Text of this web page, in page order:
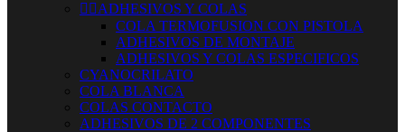
 ADHESIVOS Y COLAS
COLA TERMOFUSION CON PISTOLA
ADHESIVOS DE MONTAJE
ADHESIVOS Y COLAS ESPECIFICOS
CYANOCRILATO
COLA BLANCA
COLAS CONTACTO
ADHESIVOS DE 2 COMPONENTES